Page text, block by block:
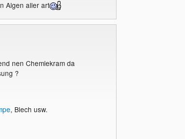
Algen aller art
nen Chemiekram da
?
, Blech usw.